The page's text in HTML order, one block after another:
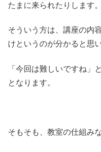
たまに来られたりします。
そういう方は、講座の内
けというのが分かると思
「今回は難しいですね」
となります。
そもそも、教室の仕組み